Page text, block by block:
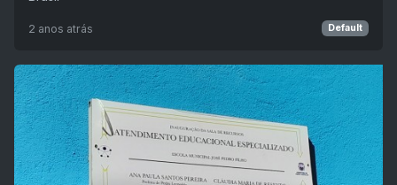
2 anos atrás Default